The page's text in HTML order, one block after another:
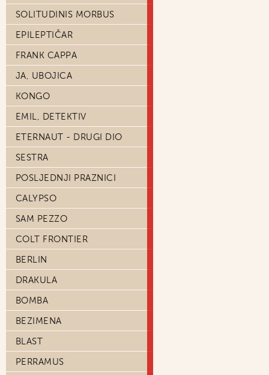
SOLITUDINIS MORBUS
EPILEPTIČAR
FRANK CAPPA
JA, UBOJICA
KONGO
EMIL, DETEKTIV
ETERNAUT - DRUGI DIO
SESTRA
POSLJEDNJI PRAZNICI
CALYPSO
SAM PEZZO
COLT FRONTIER
BERLIN
DRAKULA
BOMBA
BEZIMENA
BLAST
PERRAMUS